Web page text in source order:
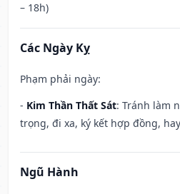
– 18h)
Các Ngày Kỵ
Phạm phải ngày:
- Kim Thần Thất Sát: Tránh làm
trọng, đi xa, ký kết hợp đồng,
Ngũ Hành